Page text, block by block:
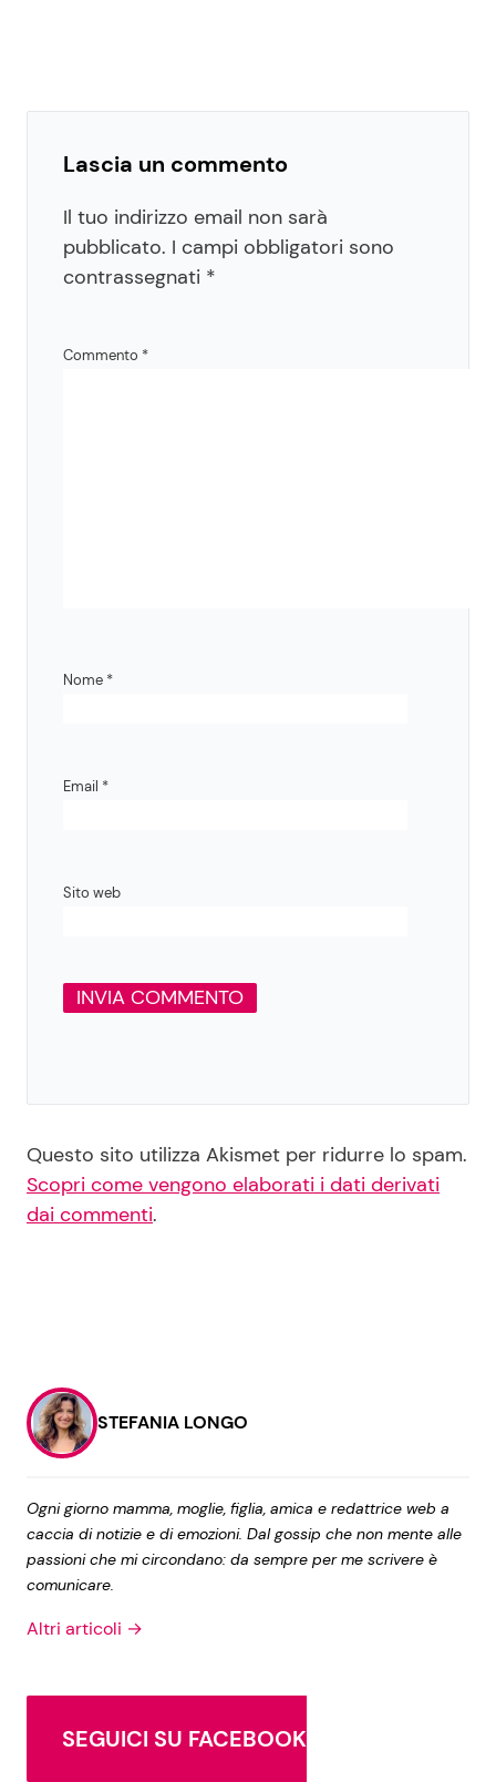
Lascia un commento
Il tuo indirizzo email non sarà
pubblicato. I campi obbligatori sono
contrassegnati *
Commento *
Nome *
Email *
Sito web
Questo sito utilizza Akismet per ridurre lo spam.
Scopri come vengono elaborati i dati derivati
dai commenti.
STEFANIA LONGO
Ogni giorno mamma, moglie, figlia, amica e redattrice web a
caccia di notizie e di emozioni. Dal gossip che non mente alle
passioni che mi circondano: da sempre per me scrivere è
comunicare.
Altri articoli →
SEGUICI SU FACEBOOK